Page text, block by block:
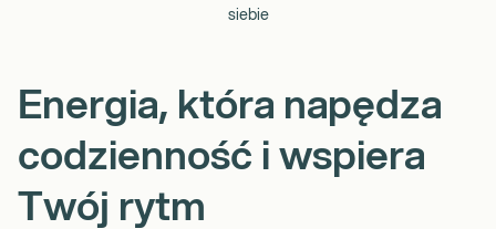
siebie
Energia, która napędza
codzienność i wspiera
Twój rytm